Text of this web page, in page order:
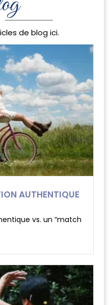
de blog ici.
AUTHENTIQUE
vs. un “match